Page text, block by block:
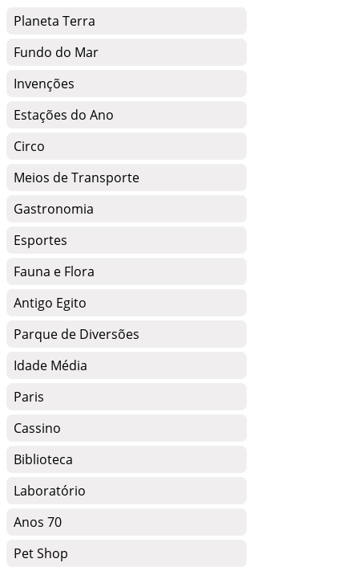
Planeta Terra
Fundo do Mar
Invenções
Estações do Ano
Circo
Meios de Transporte
Gastronomia
Esportes
Fauna e Flora
Antigo Egito
Parque de Diversões
Idade Média
Paris
Cassino
Biblioteca
Laboratório
Anos 70
Pet Shop